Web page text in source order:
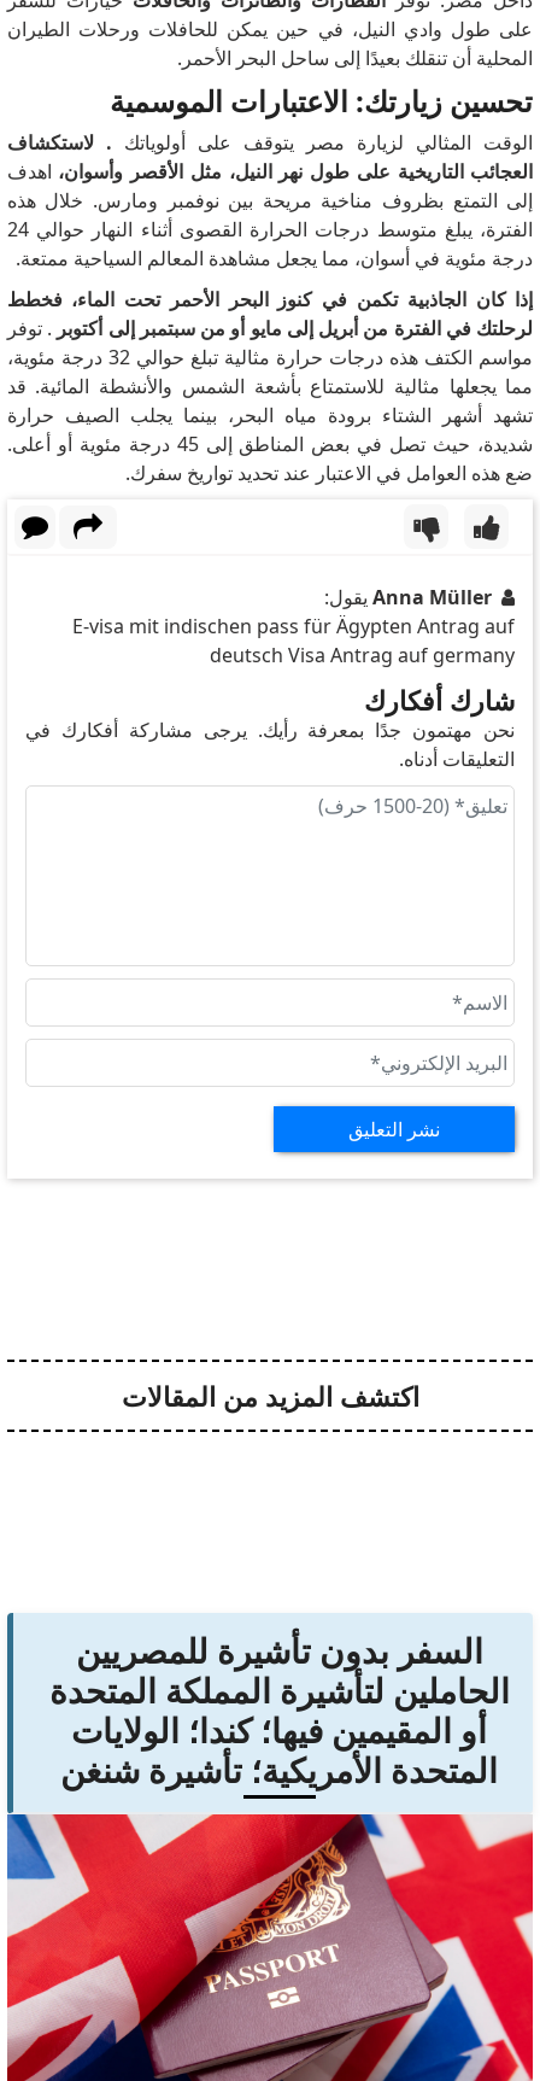
على طول وادي النيل، في حين يمكن للحافلات ورحلات الطيران
المحلية أن تنقلك بعيدًا إلى ساحل البحر الأحمر.
تحسين زيارتك: الاعتبارات الموسمية
الوقت المثالي لزيارة مصر يتوقف على أولوياتك . لاستكشاف
العجائب التاريخية على طول نهر النيل، مثل الأقصر وأسوان، اهدف
إلى التمتع بظروف مناخية مريحة بين نوفمبر ومارس. خلال هذه
الفترة، يبلغ متوسط ​​درجات الحرارة القصوى أثناء النهار حوالي 24
درجة مئوية في أسوان، مما يجعل مشاهدة المعالم السياحية ممتعة.
إذا كان الجاذبية تكمن في كنوز البحر الأحمر تحت الماء، فخطط
لرحلتك في الفترة من أبريل إلى مايو أو من سبتمبر إلى أكتوبر . توفر
مواسم الكتف هذه درجات حرارة مثالية تبلغ حوالي 32 درجة مئوية،
مما يجعلها مثالية للاستمتاع بأشعة الشمس والأنشطة المائية. قد
تشهد أشهر الشتاء برودة مياه البحر، بينما يجلب الصيف حرارة
شديدة، حيث تصل في بعض المناطق إلى 45 درجة مئوية أو أعلى.
ضع هذه العوامل في الاعتبار عند تحديد تواريخ سفرك.
Anna Müller يقول:
E-visa mit indischen pass für Ägypten Antrag auf
deutsch Visa Antrag auf germany
شارك أفكارك
نحن مهتمون جدًا بمعرفة رأيك. يرجى مشاركة أفكارك في
التعليقات أدناه.
نشر التعليق
اكتشف المزيد من المقالات
السفر بدون تأشيرة للمصريين
الحاملين لتأشيرة المملكة المتحدة
أو المقيمين فيها؛ كندا؛ الولايات
المتحدة الأمريكية؛ تأشيرة شنغن